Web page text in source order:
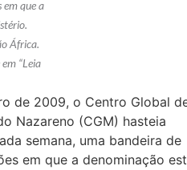
em que a
África.
“Leia
de 2009, o Centro Global
Nazareno (CGM) hasteia
semana, uma bandeira de
em que a denominação